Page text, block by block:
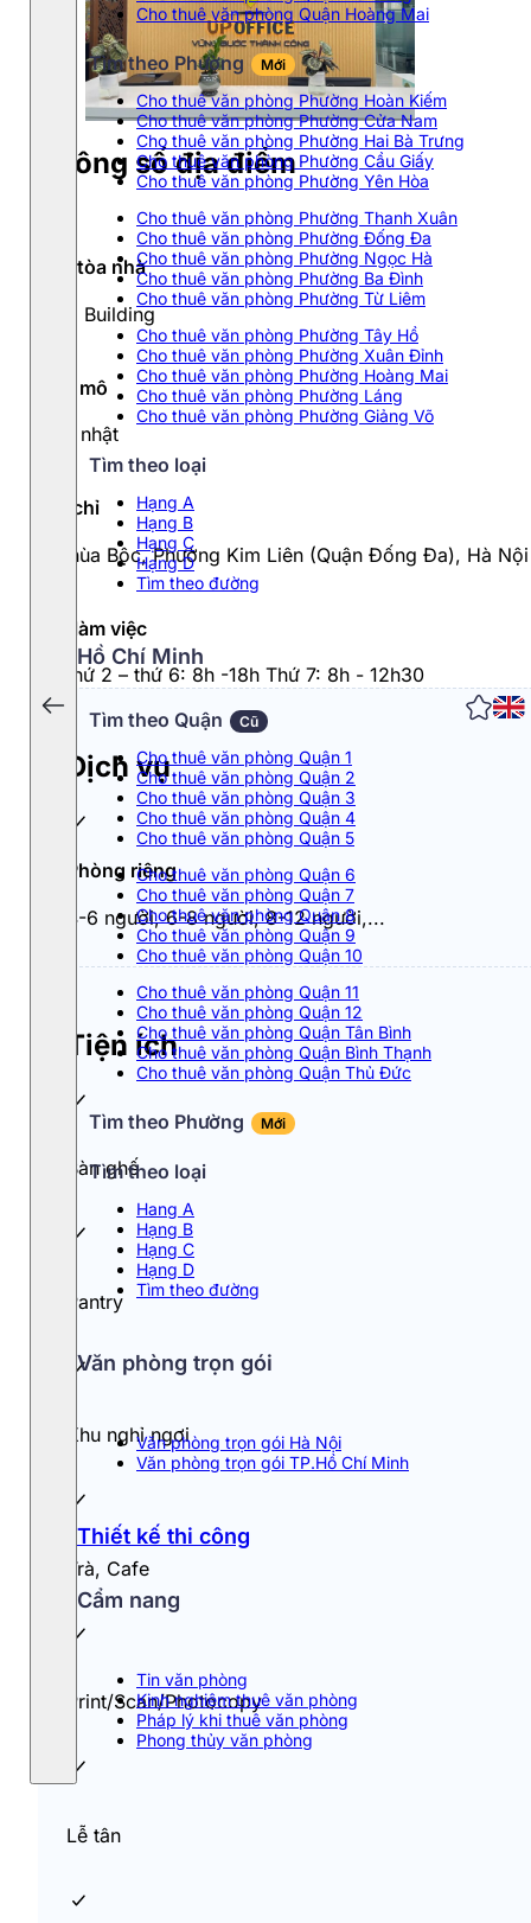
Cho thuê văn phòng Quận Hoàng Mai
Tìm theo Phường Mới
Cho thuê văn phòng Phường Hoàn Kiếm
Cho thuê văn phòng Phường Cửa Nam
Cho thuê văn phòng Phường Hai Bà Trưng
Cho thuê văn phòng Phường Cầu Giấy
Cho thuê văn phòng Phường Yên Hòa
Cho thuê văn phòng Phường Thanh Xuân
Cho thuê văn phòng Phường Đống Đa
Cho thuê văn phòng Phường Ngọc Hà
Cho thuê văn phòng Phường Ba Đình
Cho thuê văn phòng Phường Từ Liêm
Cho thuê văn phòng Phường Tây Hồ
Cho thuê văn phòng Phường Xuân Đỉnh
Cho thuê văn phòng Phường Hoàng Mai
Cho thuê văn phòng Phường Láng
Cho thuê văn phòng Phường Giảng Võ
Tìm theo loại
Hạng A
Hạng B
Hạng C
Hạng D
Tìm theo đường
Hồ Chí Minh
Tìm theo Quận Cũ
Cho thuê văn phòng Quận 1
Cho thuê văn phòng Quận 2
Cho thuê văn phòng Quận 3
Cho thuê văn phòng Quận 4
Cho thuê văn phòng Quận 5
Cho thuê văn phòng Quận 6
Cho thuê văn phòng Quận 7
Cho thuê văn phòng Quận 8
Cho thuê văn phòng Quận 9
Cho thuê văn phòng Quận 10
Cho thuê văn phòng Quận 11
Cho thuê văn phòng Quận 12
Cho thuê văn phòng Quận Tân Bình
Cho thuê văn phòng Quận Bình Thạnh
Cho thuê văn phòng Quận Thủ Đức
Tìm theo Phường Mới
Tìm theo loại
Hang A
Hạng B
Hạng C
Hạng D
Tìm theo đường
Văn phòng trọn gói
Văn phòng trọn gói Hà Nội
Văn phòng trọn gói TP.Hồ Chí Minh
Thiết kế thi công
Cẩm nang
Tin văn phòng
Kinh nghiệm thuê văn phòng
Pháp lý khi thuê văn phòng
Phong thủy văn phòng
Thông số địa điểm
Tên tòa nhà
King Building
Quy mô
Cập nhật
Địa chỉ
7 Chùa Bộc, Phường Kim Liên (Quận Đống Đa), Hà Nội
Giờ làm việc
Từ thứ 2 – thứ 6: 8h -18h Thứ 7: 8h - 12h30
Dịch vụ
Phòng riêng
4-6 người, 6-8 người, 8-12 người,...
Tiện ích
Bàn ghế
Pantry
Khu nghỉ ngơi
Trà, Cafe
Print/Scan/Photocopy
Lễ tân